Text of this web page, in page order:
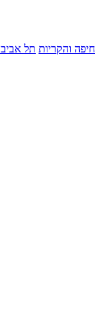
חיפה והקריות תל אביב